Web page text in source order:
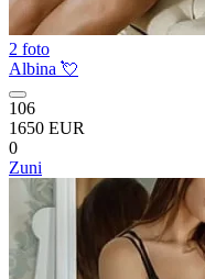
2 foto
Albina 💘
106
1650 EUR
0
Zuni